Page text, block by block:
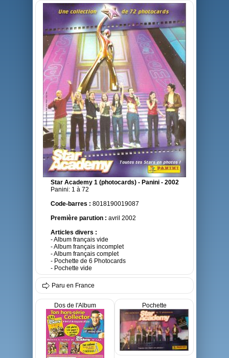
Star Academy 1 (photocards) - Panini - 2002
Panini: 1 à 72
Code-barres : 8018190019087
Première parution : avril 2002
Articles divers :
- Album français vide
- Album français incomplet
- Album français complet
- Pochette de 6 Photocards
- Pochette vide
Paru en France
Dos de l'Album Pochette